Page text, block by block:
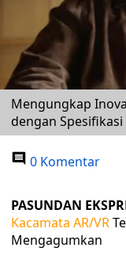
Mengungkap
dengan
0 Komentar
PASUNDAN
Kacamata AR/VR
Mengagumkan